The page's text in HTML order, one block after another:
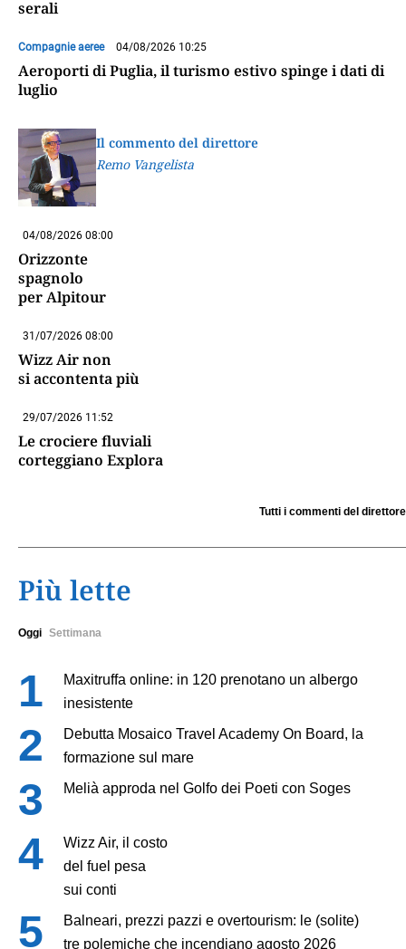
serali
Compagnie aeree 04/08/2026 10:25
Aeroporti di Puglia, il turismo estivo spinge i dati di
luglio
Il commento del direttore
Remo Vangelista
04/08/2026 08:00
Orizzonte
spagnolo
per Alpitour
31/07/2026 08:00
Wizz Air non
si accontenta più
29/07/2026 11:52
Le crociere fluviali
corteggiano Explora
Tutti i commenti del direttore
Più lette
Oggi Settimana
Maxitruffa online: in 120 prenotano un albergo
inesistente
Debutta Mosaico Travel Academy On Board, la
formazione sul mare
Melià approda nel Golfo dei Poeti con Soges
Wizz Air, il costo
del fuel pesa
sui conti
Balneari, prezzi pazzi e overtourism: le (solite)
tre polemiche che incendiano agosto 2026